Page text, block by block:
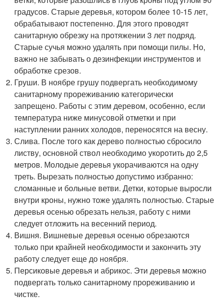
градусов. Старые деревья, котором более 10-15 лет,
обрабатывают постепенно. Для этого проводят
санитарную обрезку на протяжении 3 лет подряд.
Старые сучья можно удалять при помощи пилы. Но,
важно не забывать о дезинфекции инструментов и
обработке срезов.
Груши. В ноябре грушу подвергать необходимому
санитарному прореживанию категорически
запрещено. Работы с этим деревом, особенно, если
температура ниже минусовой отметки и при
наступлении ранних холодов, переносятся на весну.
Слива. После того как дерево полностью сбросило
листву, основной ствол необходимо укоротить до 2,5
метров. Молодые деревья укорачиваются на одну
треть. Вырезать полностью допустимо избранно:
сломанные и больные ветви. Детки, которые выросли
внутри кроны, нужно тоже удалять полностью. Старые
деревья осенью обрезать нельзя, работу с ними
следует отложить на весенний период.
Вишня. Вишневые деревья осенью обрезаются
только при крайней необходимости и закончить эту
работу следует еще до ноября.
Персиковые деревья и абрикос. Эти деревья можно
подвергать только санитарному прореживанию и
чистке.